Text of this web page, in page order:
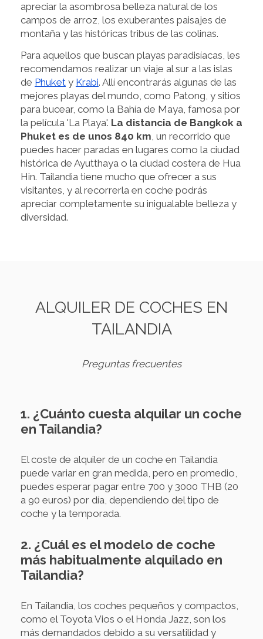
apreciar la asombrosa belleza natural de los
campos de arroz, los exuberantes paisajes de
montaña y las históricas tribus de las colinas.
Para aquellos que buscan playas paradisíacas, les
recomendamos realizar un viaje al sur a las islas
de Phuket y Krabi. Allí encontrarás algunas de las
mejores playas del mundo, como Patong, y sitios
para bucear, como la Bahía de Maya, famosa por
la película 'La Playa'. La distancia de Bangkok a
Phuket es de unos 840 km , un recorrido que
puedes hacer paradas en lugares como la ciudad
histórica de Ayutthaya o la ciudad costera de Hua
Hin. Tailandia tiene mucho que ofrecer a sus
visitantes, y al recorrerla en coche podrás
apreciar completamente su inigualable belleza y
diversidad.
ALQUILER DE COCHES EN
TAILANDIA
Preguntas frecuentes
1. ¿Cuánto cuesta alquilar un coche
en Tailandia?
El coste de alquiler de un coche en Tailandia
puede variar en gran medida, pero en promedio,
puedes esperar pagar entre 700 y 3000 THB (20
a 90 euros) por día, dependiendo del tipo de
coche y la temporada.
2. ¿Cuál es el modelo de coche
más habitualmente alquilado en
Tailandia?
En Tailandia, los coches pequeños y compactos,
como el Toyota Vios o el Honda Jazz, son los
más demandados debido a su versatilidad y